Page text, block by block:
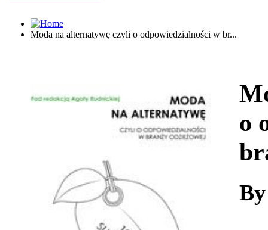
Moda na alternatywę czyli o odpowiedzialności w br...
o